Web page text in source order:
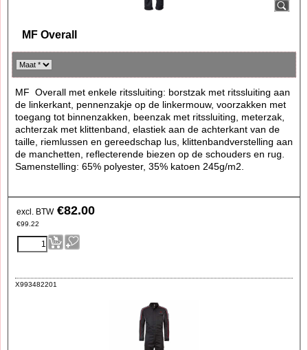
MF Overall
MF Overall met enkele ritssluiting: borstzak met ritssluiting aan
de linkerkant, pennenzakje op de linkermouw, voorzakken met
toegang tot binnenzakken, beenzak met ritssluiting, meterzak,
achterzak met klittenband, elastiek aan de achterkant van de
taille, riemlussen en gereedschap lus, klittenbandverstelling aan
de manchetten, reflecterende biezen op de schouders en rug.
Samenstelling: 65% polyester, 35% katoen 245g/m2.
excl. BTW €82.00
€99.22
X993482201